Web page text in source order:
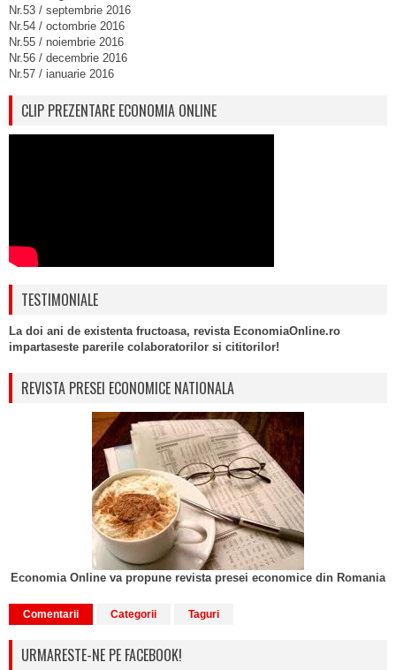
Nr.53 / septembrie 2016
Nr.54 / octombrie 2016
Nr.55 / noiembrie 2016
Nr.56 / decembrie 2016
Nr.57 / ianuarie 2016
CLIP PREZENTARE ECONOMIA ONLINE
TESTIMONIALE
La doi ani de existenta fructoasa, revista EconomiaOnline.ro
impartaseste parerile colaboratorilor si cititorilor!
REVISTA PRESEI ECONOMICE NATIONALA
Economia Online va propune revista presei economice din Romania
Comentarii Categorii Taguri
URMARESTE-NE PE FACEBOOK!